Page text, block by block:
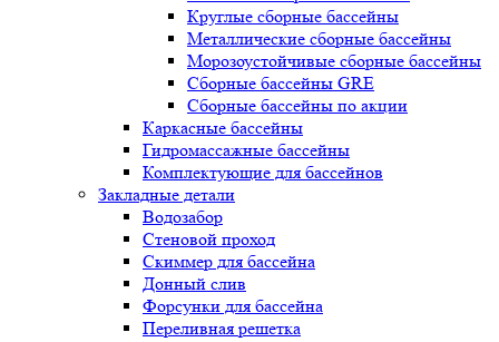
Круглые сборные бассейны
Металлические сборные бассейны
Морозоустойчивые сборные бассейны
Сборные бассейны GRE
Сборные бассейны по акции
Каркасные бассейны
Гидромассажные бассейны
Комплектующие для бассейнов
Закладные детали
Водозабор
Стеновой проход
Скиммер для бассейна
Донный слив
Форсунки для бассейна
Переливная решетка